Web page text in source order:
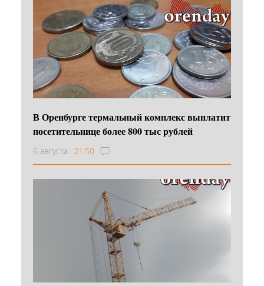
В Оренбурге термальный комплекс выплатит
посетительнице более 800 тыс рублей
6 августа 21:50